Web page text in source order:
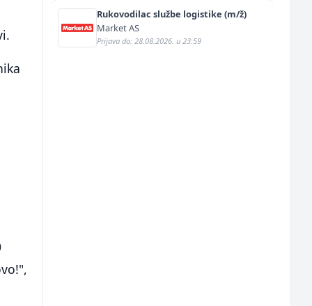
Rukovodilac službe logistike (m/ž)
Market AS
Prijava do: 28.08.2026. u 23:59